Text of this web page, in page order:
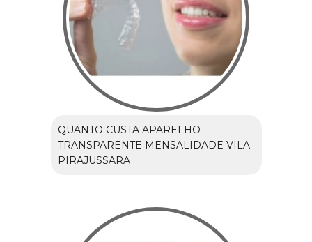
QUANTO CUSTA APARELHO
TRANSPARENTE MENSALIDADE VILA
PIRAJUSSARA